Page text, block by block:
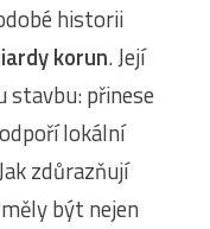
historii
korun. Její
stavbu: přinese
lokální
zdůrazňují
být nejen